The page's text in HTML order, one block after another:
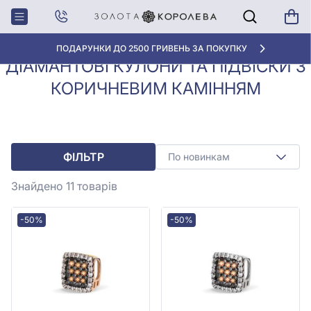
ПОДАРУНКИ ДО 2500 ГРИВЕНЬ ЗА ПОКУПКУ
Головна
Кулони, Підвіски з
діамантами
Діамантові кулони та підвіски з
коричневим камінням
ДІАМАНТОВІ КУЛОНИ ТА ПІДВІСКИ З
КОРИЧНЕВИМ КАМІННЯМ
ФІЛЬТР По новинкам
Знайдено 11 товарів
-50% -50%